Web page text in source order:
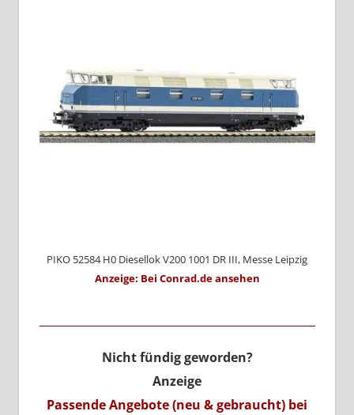
PIKO 52584 H0 Diesellok V200 1001 DR III, Messe Leipzig
Anzeige: Bei Conrad.de ansehen
Nicht fündig geworden?
Anzeige
Passende Angebote (neu & gebraucht) bei